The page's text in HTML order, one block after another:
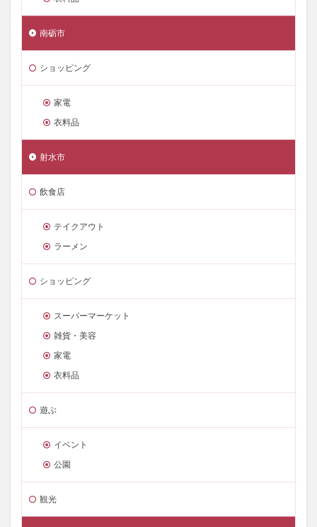
南砺市
ショッピング
家電
衣料品
射水市
飲食店
テイクアウト
ラーメン
ショッピング
スーパーマーケット
雑貨・美容
家電
衣料品
遊ぶ
イベント
公園
観光